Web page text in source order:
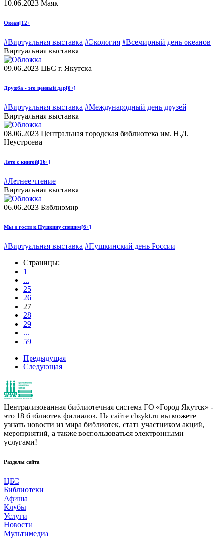
10.06.2023 Маяк
Океан[12+]
#Виртуальная выставка #Экология #Всемирный день океанов
Виртуальная выставка
09.06.2023 ЦБС г. Якутска
Дружба - это ценный дар[0+]
#Виртуальная выставка #Международный день друзей
Виртуальная выставка
08.06.2023 Центральная городская библиотека им. Н.Д.
Неустроева
Лето с книгой[16+]
#Летнее чтение
Виртуальная выставка
06.06.2023 Библиомир
Мы в гости к Пушкину спешим[6+]
#Виртуальная выставка #Пушкинский день России
Страницы:
1
...
25
26
27
28
29
...
59
Предыдущая
Следующая
Централизованная библиотечная система ГО «Город Якутск» -
это 18 библиотек-филиалов. На сайте cbsykt.ru вы можете
узнать новости из мира библиотек, стать участником акций,
мероприятий, а также воспользоваться электронными
услугами!
Разделы сайта
ЦБС
Библиотеки
Афиша
Клубы
Услуги
Новости
Мультимедиа